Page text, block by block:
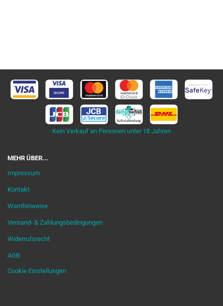
Kein Verkauf an Personen unter 18 Jahren
MEHR ÜBER...
Impressum
Kontakt
Warnhinweise
Versand- & Zahlungsbedingungen
Widerrufsrecht
AGB
Cookie Einstellungen